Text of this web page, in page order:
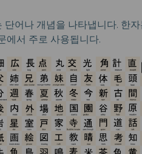
어나 개념을 나타냅니다. 한
에서 주로 사용됩니다.